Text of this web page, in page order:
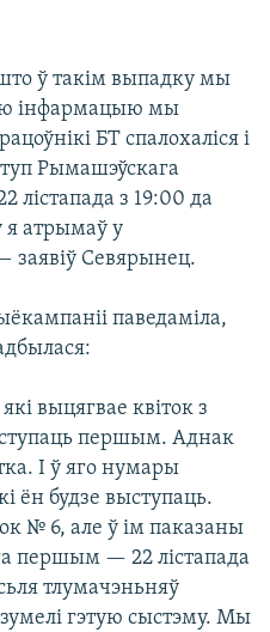
што ў такім выпадку мы
інфармацыю мы
БТ спалохаліся і
Рымашэўскага
лістапада з 19:00 да
я атрымаў у
заявіў Севярынец.
паведаміла,
выцягвае квіток з
першым. Аднак
І ў яго нумары
ён будзе выступаць.
№ 6, але ў ім паказаны
першым — 22 лістапада
тлумачэньняў
гэтую сыстэму. Мы